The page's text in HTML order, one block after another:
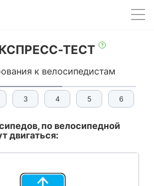
ТЕСТ ?
к велосипедистам
3 4 5 6
по велосипедной
двигаться: